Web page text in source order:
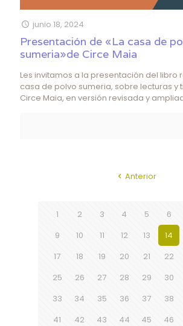
junio 18, 2024
Presentación de «La casa de
sumeria»de Circe Maia
Les invitamos a la presentación del libro
casa de polvo sumeria, sobre lecturas y
Circe Maia, en versión revisada y
Anterior
1 2 3 4 5 6
9
10 11 12 13 14
17
18 19 20 21 22
25
26 27 28 29 30
33
34 35 36 37 38
41
42 43 44 45 46